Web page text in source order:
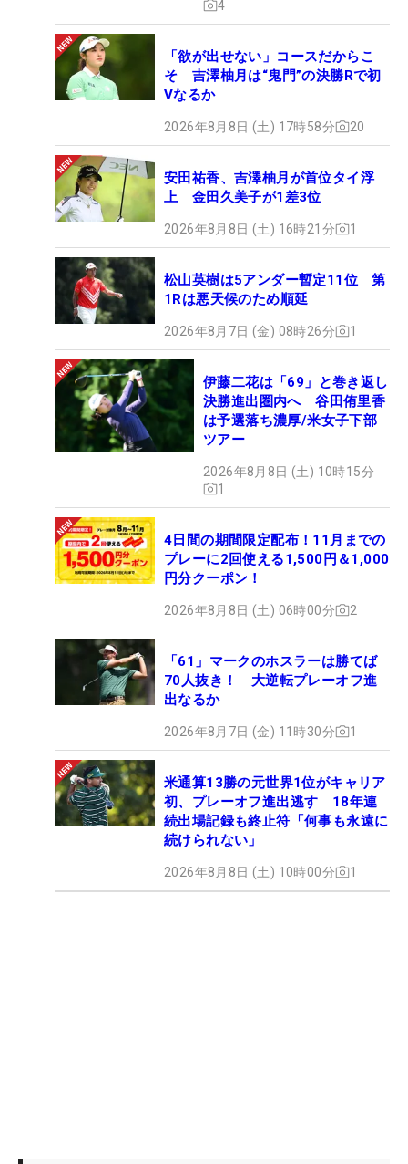
4
「欲が出せない」コースだからこ
そ 吉澤柚月は“鬼門”の決勝Rで初
Vなるか
2026年8月8日 (土) 17時58分 20
安田祐香、吉澤柚月が首位タイ浮
上 金田久美子が1差3位
2026年8月8日 (土) 16時21分 1
松山英樹は5アンダー暫定11位 第
1Rは悪天候のため順延
2026年8月7日 (金) 08時26分 1
伊藤二花は「69」と巻き返し
決勝進出圏内へ 谷田侑里香
は予選落ち濃厚/米女子下部
ツアー
2026年8月8日 (土) 10時15分
1
4日間の期間限定配布！11月までの
プレーに2回使える1,500円＆1,000
円分クーポン！
2026年8月8日 (土) 06時00分 2
「61」マークのホスラーは勝てば
70人抜き！ 大逆転プレーオフ進
出なるか
2026年8月7日 (金) 11時30分 1
米通算13勝の元世界1位がキャリア
初、プレーオフ進出逃す 18年連
続出場記録も終止符「何事も永遠に
続けられない」
2026年8月8日 (土) 10時00分 1